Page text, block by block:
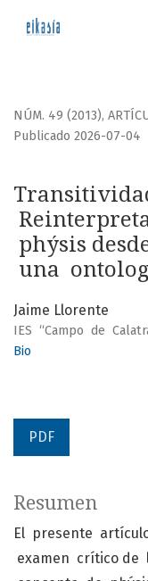
Transitividad y
NÚM. 49 (2013),
phýsis
una
Publicado 2026-07-04
Jaime Llorente
IES “Campo de
Bio
PDF
Resumen
El presente
examen crítico